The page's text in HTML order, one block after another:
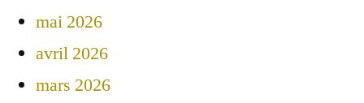
mai 2026
avril 2026
mars 2026